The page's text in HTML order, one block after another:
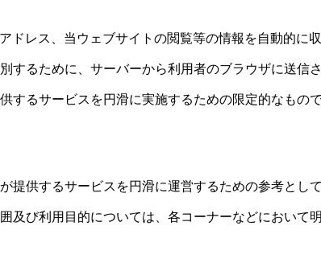
ドレス、当ウェブサイトの閲覧等の情報を自動的に収
するために、サーバーから利用者のブラウザに送信
するサービスを円滑に実施するための限定的なもの
提供するサービスを円滑に運営するための参考とし
及び利用目的については、各コーナーなどにおいて明